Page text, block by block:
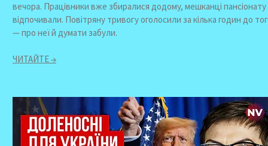
вечора. Працівники вже збиралися додому, мешканці пансіонату
відпочивали. Повітряну тривогу оголосили за кілька годин до
— про неї й думати забули.
ЧИТАЙТЕ →